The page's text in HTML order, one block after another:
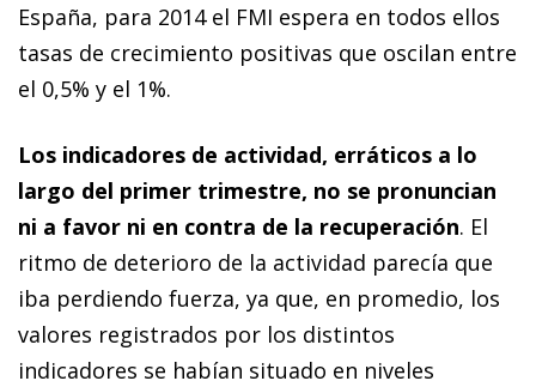
España, para 2014 el FMI espera en todos ellos
tasas de crecimiento positivas que oscilan entre
el 0,5% y el 1%.
Los indicadores de actividad, erráticos a lo
largo del primer trimestre, no se pronuncian
ni a favor ni en contra de la recuperación. El
ritmo de deterioro de la actividad parecía que
iba perdiendo fuerza, ya que, en promedio, los
valores registrados por los distintos
indicadores se habían situado en niveles